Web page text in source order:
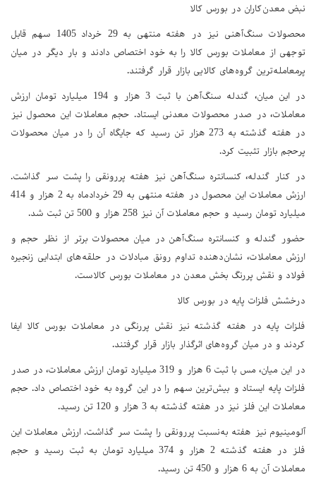
نبض معدن‌کاران در بورس کالا
محصولات سنگ‌آهنی نیز در هفته منتهی به 29 خرداد 1405 سهم قابل
توجهی از معاملات بورس کالا را به خود اختصاص دادند و بار دیگر در میان
پرمعامله‌ترین گروه‌های کالایی بازار قرار گرفتند.
در این میان، گندله سنگ‌آهن با ثبت 3 هزار و 194 میلیارد تومان ارزش
معاملات، در صدر محصولات معدنی ایستاد. حجم معاملات این محصول نیز
در هفته گذشته به 273 هزار تن رسید که جایگاه آن را در میان محصولات
پرحجم بازار تثبیت کرد.
در کنار گندله، کنسانتره سنگ‌آهن نیز هفته پررونقی را پشت سر گذاشت.
ارزش معاملات این محصول در هفته منتهی به 29 خردادماه به 2 هزار و 414
میلیارد تومان رسید و حجم معاملات آن نیز 258 هزار و 500 تن ثبت شد.
حضور گندله و کنسانتره سنگ‌آهن در میان محصولات برتر از نظر حجم و
ارزش معاملات، نشان‌دهنده تداوم رونق مبادلات در حلقه‌های ابتدایی زنجیره
فولاد و نقش پررنگ بخش معدن در معاملات بورس کالاست.
درخشش فلزات پایه در بورس کالا
فلزات پایه در هفته گذشته نیز نقش پررنگی در معاملات بورس کالا ایفا
کردند و در میان گروه‌های اثرگذار بازار قرار گرفتند.
در این میان، مس با ثبت 6 هزار و 319 میلیارد تومان ارزش معاملات، در صدر
فلزات پایه ایستاد و بیش‌ترین سهم را در این گروه به خود اختصاص داد. حجم
معاملات این فلز نیز در هفته گذشته به 3 هزار و 120 تن رسید.
آلومینیوم نیز هفته به‌نسبت پررونقی را پشت سر گذاشت. ارزش معاملات این
فلز در هفته گذشته 2 هزار و 374 میلیارد تومان به ثبت رسید و حجم
معاملات آن به 6 هزار و 450 تن رسید.